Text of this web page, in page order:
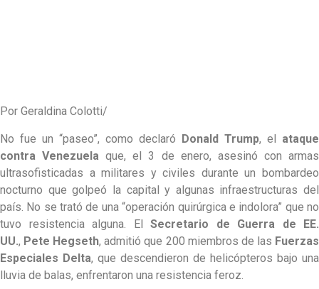
Por Geraldina Colotti/
No fue un “paseo”, como declaró Donald Trump, el ataque
contra Venezuela que, el 3 de enero, asesinó con armas
ultrasofisticadas a militares y civiles durante un bombardeo
nocturno que golpeó la capital y algunas infraestructuras del
país. No se trató de una “operación quirúrgica e indolora” que no
tuvo resistencia alguna. El Secretario de Guerra de EE.
UU., Pete Hegseth, admitió que 200 miembros de las Fuerzas
Especiales Delta, que descendieron de helicópteros bajo una
lluvia de balas, enfrentaron una resistencia feroz.